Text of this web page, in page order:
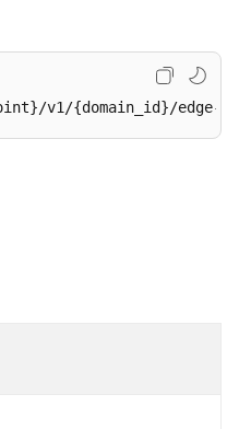
v1/{domain_id}/